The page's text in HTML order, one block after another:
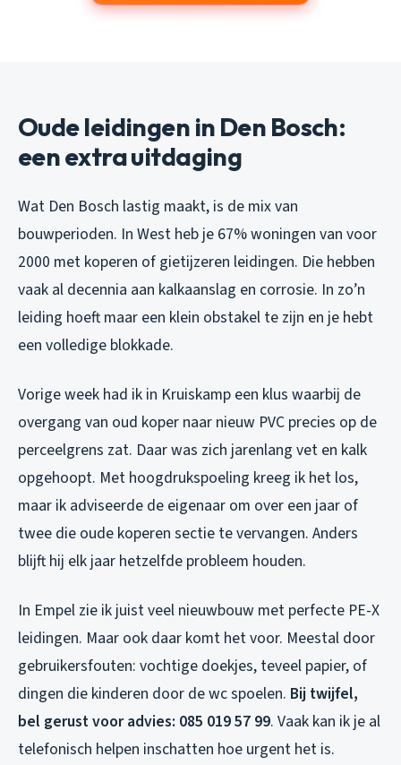
Oude leidingen in Den Bosch:
een extra uitdaging
Wat Den Bosch lastig maakt, is de mix van
bouwperioden. In West heb je 67% woningen van voor
2000 met koperen of gietijzeren leidingen. Die hebben
vaak al decennia aan kalkaanslag en corrosie. In zo’n
leiding hoeft maar een klein obstakel te zijn en je hebt
een volledige blokkade.
Vorige week had ik in Kruiskamp een klus waarbij de
overgang van oud koper naar nieuw PVC precies op de
perceelgrens zat. Daar was zich jarenlang vet en kalk
opgehoopt. Met hoogdrukspoeling kreeg ik het los,
maar ik adviseerde de eigenaar om over een jaar of
twee die oude koperen sectie te vervangen. Anders
blijft hij elk jaar hetzelfde probleem houden.
In Empel zie ik juist veel nieuwbouw met perfecte PE-X
leidingen. Maar ook daar komt het voor. Meestal door
gebruikersfouten: vochtige doekjes, teveel papier, of
dingen die kinderen door de wc spoelen. Bij twijfel,
bel gerust voor advies: 085 019 57 99. Vaak kan ik je al
telefonisch helpen inschatten hoe urgent het is.